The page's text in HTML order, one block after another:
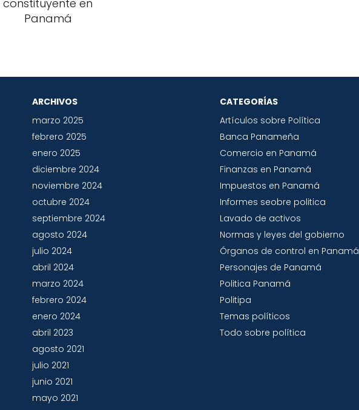
constituyente en
Panamá
ARCHIVOS
marzo 2025
febrero 2025
enero 2025
diciembre 2024
noviembre 2024
octubre 2024
septiembre 2024
agosto 2024
julio 2024
abril 2024
marzo 2024
febrero 2024
enero 2024
abril 2023
agosto 2021
julio 2021
junio 2021
mayo 2021
CATEGORÍAS
Artículos sobre Política
Banca Panameña
Comercio en Panamá
Finanzas en Panamá
Impuestos en Panamá
Informes seobre politica
Lavado de activos
Normas y leyes del gobierno
Órganos de control en Panamá
Personajes de Panamá
Politica Panamá
Politipa
Temas políticos
Todo sobre política